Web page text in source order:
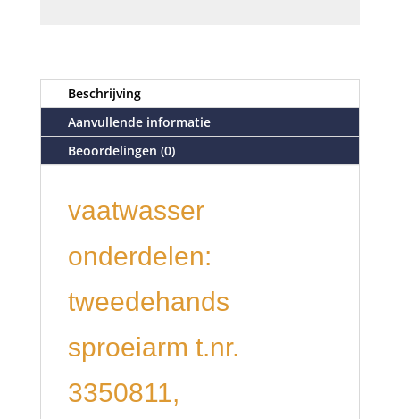
Beschrijving
Aanvullende informatie
Beoordelingen (0)
vaatwasser
onderdelen:
tweedehands
sproeiarm t.nr.
3350811,